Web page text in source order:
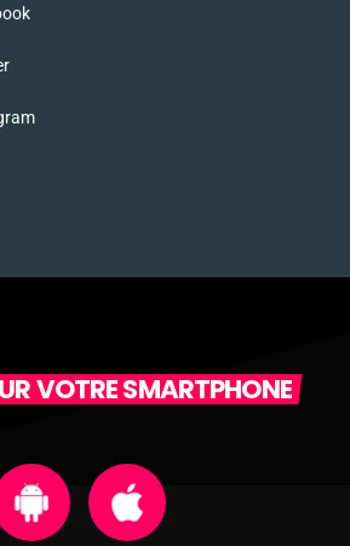
VOTRE SMARTPHONE